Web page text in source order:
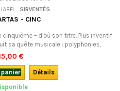
: SIRVENTÉS
- CINC
cinquième – d'où son titre. Plus inventif
sa quête musicale : polyphonies,
à écouter et à danser !
€
Détails